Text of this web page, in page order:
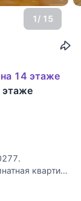
1/ 15
14 этаже
этаже
квартира
три спальни,